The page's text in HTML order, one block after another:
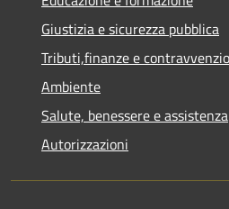
Giustizia e sicurezza pubblica
Tributi,finanze e
Ambiente
Salute, benessere e assistenza
Autorizzazioni